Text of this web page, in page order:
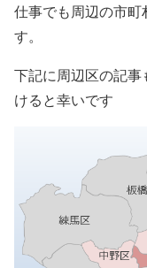
仕事でも周辺の市町
す。
下記に周辺区の記
けると幸いです